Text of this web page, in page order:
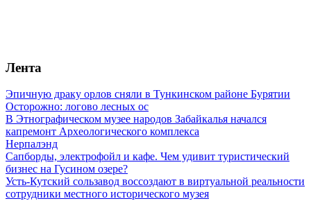
Лента
Эпичную драку орлов сняли в Тункинском районе Бурятии
Осторожно: логово лесных ос
В Этнографическом музее народов Забайкалья начался
капремонт Археологического комплекса
Нерпалэнд
Сапборды, электрофойл и кафе. Чем удивит туристический
бизнес на Гусином озере?
Усть-Кутский сользавод воссоздают в виртуальной реальности
сотрудники местного исторического музея